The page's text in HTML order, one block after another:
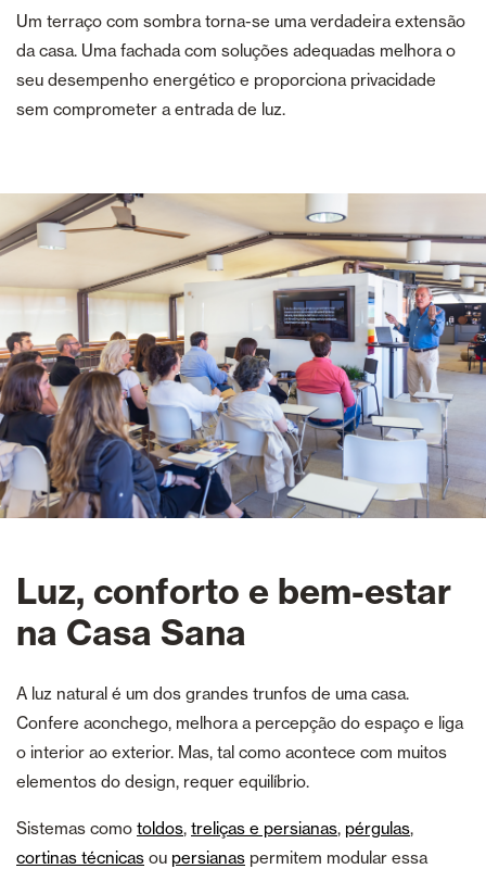
Um terraço com sombra torna-se uma verdadeira extensão
da casa. Uma fachada com soluções adequadas melhora o
seu desempenho energético e proporciona privacidade
sem comprometer a entrada de luz.
Luz, conforto e bem-estar
na Casa Sana
A luz natural é um dos grandes trunfos de uma casa.
Confere aconchego, melhora a percepção do espaço e liga
o interior ao exterior. Mas, tal como acontece com muitos
elementos do design, requer equilíbrio.
Sistemas como toldos, treliças e persianas, pérgulas,
cortinas técnicas ou persianas permitem modular essa